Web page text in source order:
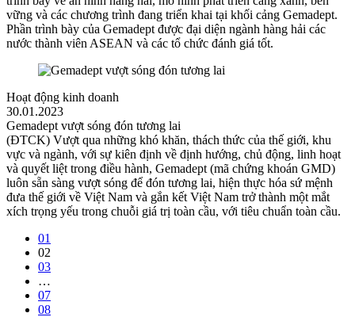
vững và các chương trình đang triển khai tại khối cảng Gemadept.
Phần trình bày của Gemadept được đại diện ngành hàng hải các
nước thành viên ASEAN và các tổ chức đánh giá tốt.
Hoạt động kinh doanh
30.01.2023
Gemadept vượt sóng đón tương lai
(ĐTCK) Vượt qua những khó khăn, thách thức của thế giới, khu
vực và ngành, với sự kiên định về định hướng, chủ động, linh hoạt
và quyết liệt trong điều hành, Gemadept (mã chứng khoán GMD)
luôn sẵn sàng vượt sóng để đón tương lai, hiện thực hóa sứ mệnh
đưa thế giới về Việt Nam và gắn kết Việt Nam trở thành một mắt
xích trọng yếu trong chuỗi giá trị toàn cầu, với tiêu chuẩn toàn cầu.
01
02
03
…
07
08